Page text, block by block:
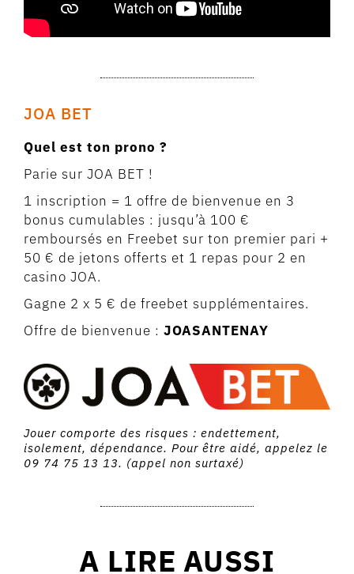
JOA BET
Quel est ton prono ?
Parie sur JOA BET !
1 inscription = 1 offre de bienvenue en 3
bonus cumulables : jusqu’à 100 €
remboursés en Freebet sur ton premier pari +
50 € de jetons offerts et 1 repas pour 2 en
casino JOA.
Gagne 2 x 5 € de freebet supplémentaires.
Offre de bienvenue : JOASANTENAY
Jouer comporte des risques : endettement,
isolement, dépendance. Pour être aidé, appelez le
09 74 75 13 13. (appel non surtaxé)
A LIRE AUSSI